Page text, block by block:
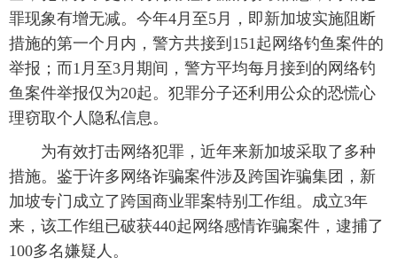
罪现象有增无减。今年4月至5月，即新加坡实施阻断
措施的第一个月内，警方共接到151起网络钓鱼案件的
举报；而1月至3月期间，警方平均每月接到的网络钓
鱼案件举报仅为20起。犯罪分子还利用公众的恐慌心
理窃取个人隐私信息。
为有效打击网络犯罪，近年来新加坡采取了多种
措施。鉴于许多网络诈骗案件涉及跨国诈骗集团，新
加坡专门成立了跨国商业罪案特别工作组。成立3年
来，该工作组已破获440起网络感情诈骗案件，逮捕了
100多名嫌疑人。